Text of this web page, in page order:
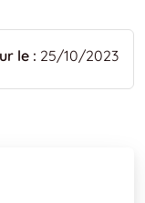
le : 25/10/2023